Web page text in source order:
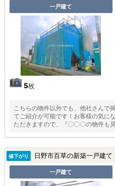
一戸建て
5枚
こちらの物件以外でも、他社さんで
てご紹介が可能です！お客様の気に
ただきますので、『〇〇〇の物件も
値下がり 日野市百草の新築一戸建て
一戸建て